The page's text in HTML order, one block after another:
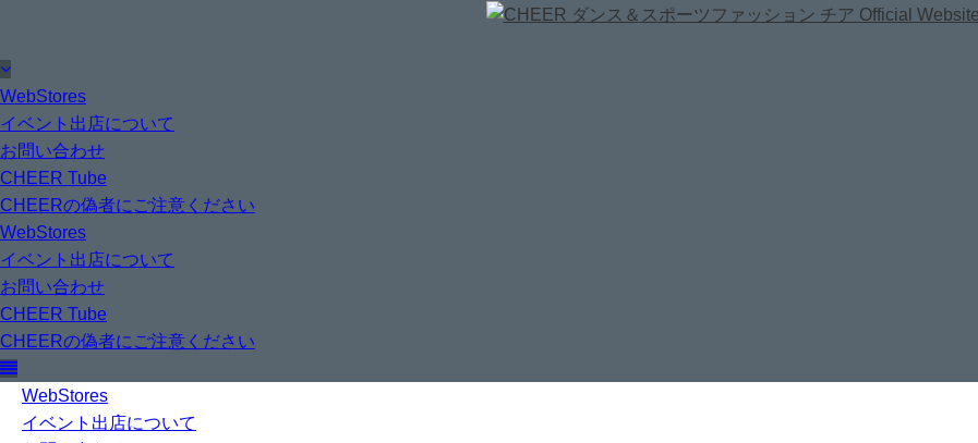
WebStores
イベント出店について
お問い合わせ
CHEER Tube
CHEERの偽者にご注意ください
WebStores
イベント出店について
お問い合わせ
CHEER Tube
CHEERの偽者にご注意ください
WebStores
イベント出店について